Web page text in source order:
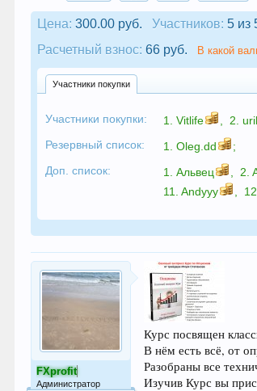
Цена: 300.00 руб. Участников: 5 из
Расчетный взнос: 66 руб. В какой
Участники покупки
Участники покупки: 1.Vitlife 2.
Резервный список:
1.Oleg.dd
;
Доп. список:
1.Альвец 2.
11.Andyyy
FXprofit
Администратор
Курс посвящен
В нём есть всё, от
Разобраны все
Изучив Курс вы